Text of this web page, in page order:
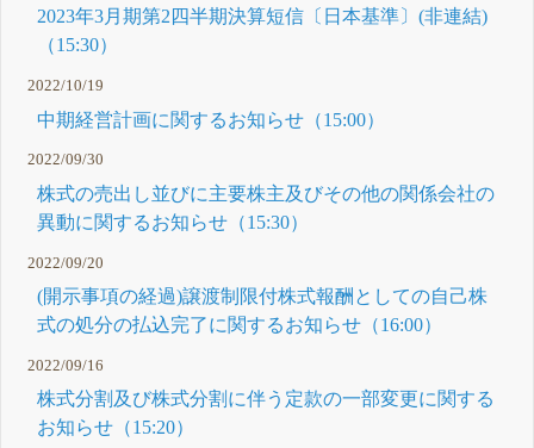
2023年3月期第2四半期決算短信〔日本基準〕(非連結)
（15:30）
2022/10/19
中期経営計画に関するお知らせ（15:00）
2022/09/30
株式の売出し並びに主要株主及びその他の関係会社の
異動に関するお知らせ（15:30）
2022/09/20
(開示事項の経過)譲渡制限付株式報酬としての自己株
式の処分の払込完了に関するお知らせ（16:00）
2022/09/16
株式分割及び株式分割に伴う定款の一部変更に関する
お知らせ（15:20）